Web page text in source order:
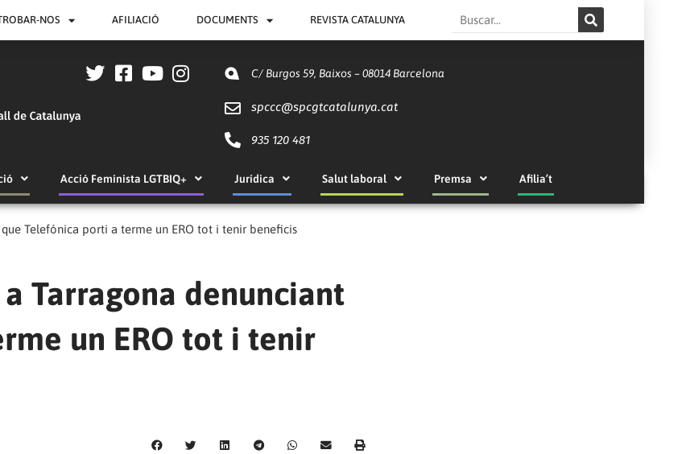
NOS AFILIACIÓ DOCUMENTS REVISTA CATALUNYA Search
C/ Burgos 59, Baixos – 08014 Barcelona
spccc@spcgtcatalunya.cat
935 120 481
Acció Feminista LGTBIQ+ Jurídica Salut laboral Premsa Afilia’t
Telefónica porti a terme un ERO tot i tenir beneficis
Tarragona denunciant
un ERO tot i tenir